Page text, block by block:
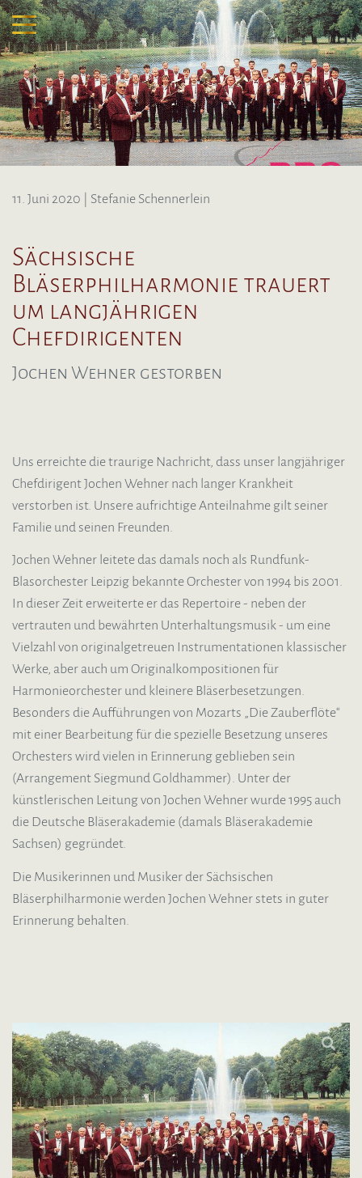
11. Juni 2020 | Stefanie Schennerlein
Sächsische
Bläserphilharmonie trauert
um langjährigen
Chefdirigenten
Jochen Wehner gestorben
Uns erreichte die traurige Nachricht, dass unser langjähriger
Chefdirigent Jochen Wehner nach langer Krankheit
verstorben ist. Unsere aufrichtige Anteilnahme gilt seiner
Familie und seinen Freunden.
Jochen Wehner leitete das damals noch als Rundfunk-
Blasorchester Leipzig bekannte Orchester von 1994 bis 2001.
In dieser Zeit erweiterte er das Repertoire - neben der
vertrauten und bewährten Unterhaltungsmusik - um eine
Vielzahl von originalgetreuen Instrumentationen klassischer
Werke, aber auch um Originalkompositionen für
Harmonieorchester und kleinere Bläserbesetzungen.
Besonders die Aufführungen von Mozarts „Die Zauberflöte“
mit einer Bearbeitung für die spezielle Besetzung unseres
Orchesters wird vielen in Erinnerung geblieben sein
(Arrangement Siegmund Goldhammer). Unter der
künstlerischen Leitung von Jochen Wehner wurde 1995 auch
die Deutsche Bläserakademie (damals Bläserakademie
Sachsen) gegründet.
Die Musikerinnen und Musiker der Sächsischen
Bläserphilharmonie werden Jochen Wehner stets in guter
Erinnerung behalten.